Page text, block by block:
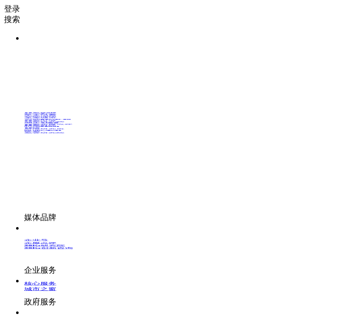
登录
搜索
36氪Auto
未来消费
未来城市
36氪出海
硬氪
媒体品牌
企业号
企服点评
36Kr研究院
36Kr创新咨询
企业服务
核心服务
城市之窗
政府服务